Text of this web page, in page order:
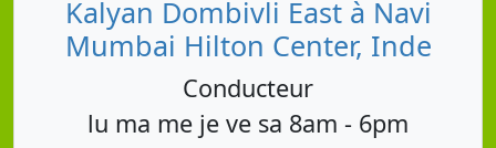
Kalyan Dombivli East à Navi
Mumbai Hilton Center, Inde
Conducteur
lu ma me je ve sa 8am - 6pm